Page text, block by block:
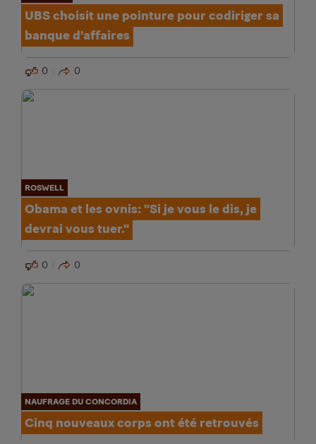
UBS choisit une pointure pour codiriger sa
banque d'affaires
0 0
ROSWELL
Obama et les ovnis: "Si je vous le dis, je
devrai vous tuer."
0 0
NAUFRAGE DU CONCORDIA
Cinq nouveaux corps ont été retrouvés